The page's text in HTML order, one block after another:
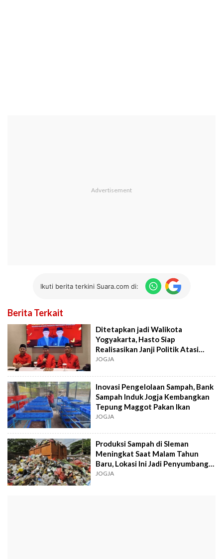
Ikuti berita terkini Suara.com di:
Berita Terkait
Ditetapkan jadi Walikota
Yogyakarta, Hasto Siap
Realisasikan Janji Politik Atasi
Sampah
JOGJA
Inovasi Pengelolaan Sampah, Bank
Sampah Induk Jogja Kembangkan
Tepung Maggot Pakan Ikan
JOGJA
Produksi Sampah di Sleman
Meningkat Saat Malam Tahun
Baru, Lokasi Ini Jadi Penyumbang
Terbanyak
JOGJA